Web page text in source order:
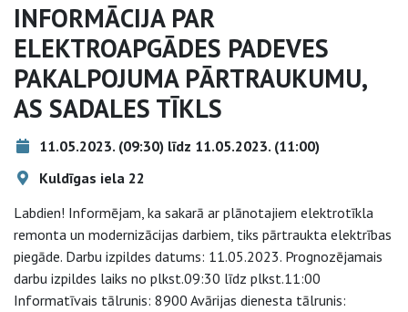
INFORMĀCIJA PAR
ELEKTROAPGĀDES PADEVES
PAKALPOJUMA PĀRTRAUKUMU,
AS SADALES TĪKLS
11.05.2023. (09:30) līdz 11.05.2023. (11:00)
Kuldīgas iela 22
Labdien! Informējam, ka sakarā ar plānotajiem elektrotīkla
remonta un modernizācijas darbiem, tiks pārtraukta elektrības
piegāde. Darbu izpildes datums: 11.05.2023. Prognozējamais
darbu izpildes laiks no plkst.09:30 līdz plkst.11:00
Informatīvais tālrunis: 8900 Avārijas dienesta tālrunis: